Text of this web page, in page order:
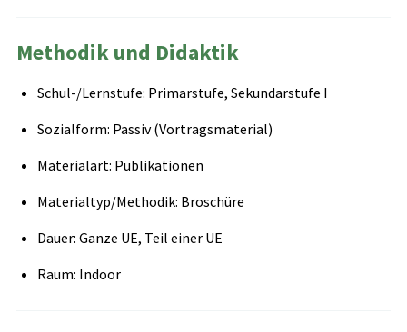
Methodik und Didaktik
Schul-/Lernstufe: Primarstufe, Sekundarstufe I
Sozialform: Passiv (Vortragsmaterial)
Materialart: Publikationen
Materialtyp/Methodik: Broschüre
Dauer: Ganze UE, Teil einer UE
Raum: Indoor